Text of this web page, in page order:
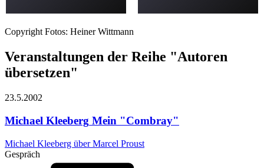
Copyright Fotos: Heiner Wittmann
Veranstaltungen der Reihe "Autoren
übersetzen"
23.5.2002
Michael Kleeberg Mein "Combray"
Michael Kleeberg über Marcel Proust
Gespräch